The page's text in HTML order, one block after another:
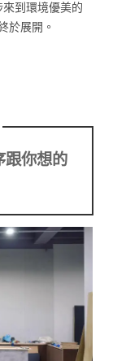
到環境優美的
於展開。
跟你想的